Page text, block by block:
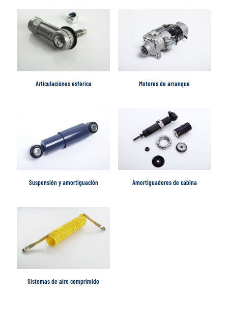
Articulaciónes esférica Motores de arranque
Suspensión y amortiguación Amortiguadores de cabina
Sistemas de aire comprimido